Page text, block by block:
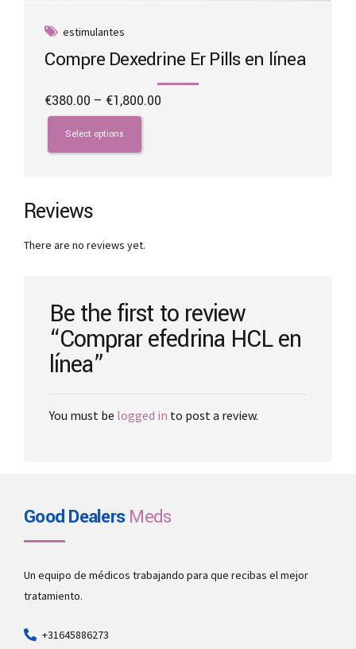
estimulantes
Compre Dexedrine Er Pills en línea
€380.00 – €1,800.00
Select options
This
product
has
The
options
be
product
page
Reviews
There are no reviews yet.
Be the first to review
“Comprar efedrina HCL en
línea”
You must be logged in to post a review.
Good DealersMeds
Un equipo de médicos trabajando para que recibas el mejor
tratamiento.
+31645886273